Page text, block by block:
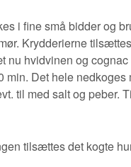
i fine små bidder og
Krydderierne
nu hvidvinen og cognac
min. Det hele nedkoges
til med salt og peber.
tilsættes det kogte